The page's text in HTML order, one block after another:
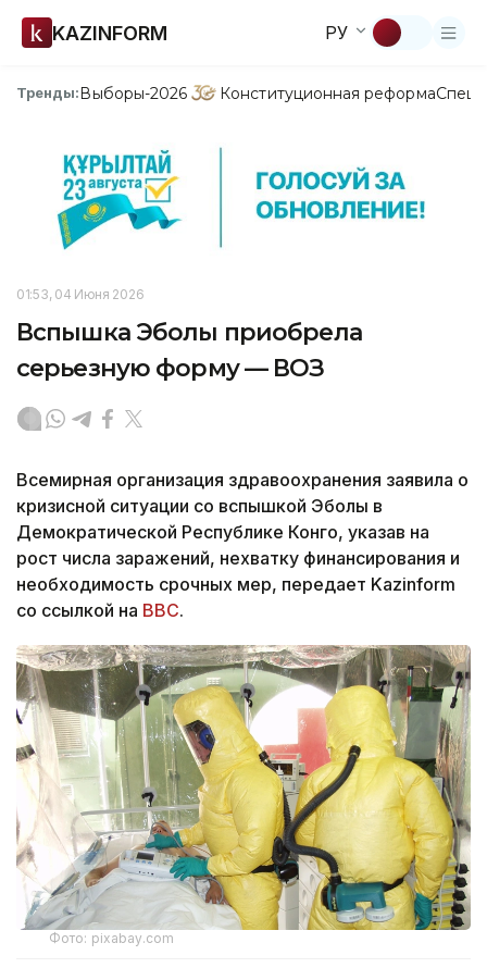
KAZINFORM РУ
Тренды:Выборы-2026 Конституционная реформа
01:53, 04 Июня 2026
Вспышка Эболы приобрела
серьезную форму — ВОЗ
Всемирная организация здравоохранения заявила о
кризисной ситуации со вспышкой Эболы в
Демократической Республике Конго, указав на
рост числа заражений, нехватку финансирования и
необходимость срочных мер, передает Kazinform
со ссылкой на BBC.
Фото: pixabay.com